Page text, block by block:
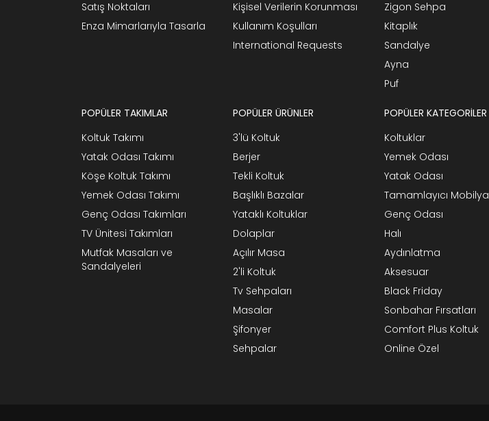
Satış Noktaları
Enza Mimarlarıyla Tasarla
Kişisel Verilerin Korunması
Kullanım Koşulları
International Requests
Zigon Sehpa
Kitaplık
Sandalye
Ayna
Puf
POPÜLER TAKIMLAR
Koltuk Takımı
Yatak Odası Takımı
Köşe Koltuk Takımı
Yemek Odası Takımı
Genç Odası Takımları
TV Ünitesi Takımları
Mutfak Masaları ve
Sandalyeleri
POPÜLER ÜRÜNLER
3'lü Koltuk
Berjer
Tekli Koltuk
Başlıklı Bazalar
Yataklı Koltuklar
Dolaplar
Açılır Masa
2'li Koltuk
Tv Sehpaları
Masalar
Şifonyer
Sehpalar
POPÜLER KATEGORİLER
Koltuklar
Yemek Odası
Yatak Odası
Tamamlayıcı Mobilya
Genç Odası
Halı
Aydınlatma
Aksesuar
Black Friday
Sonbahar Fırsatları
Comfort Plus Koltuk
Online Özel